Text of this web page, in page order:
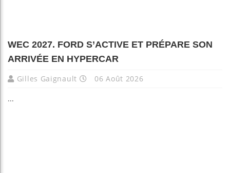
WEC 2027. FORD S’ACTIVE ET PRÉPARE SON
ARRIVÉE EN HYPERCAR
Gilles Gaignault 06 Août 2026
...